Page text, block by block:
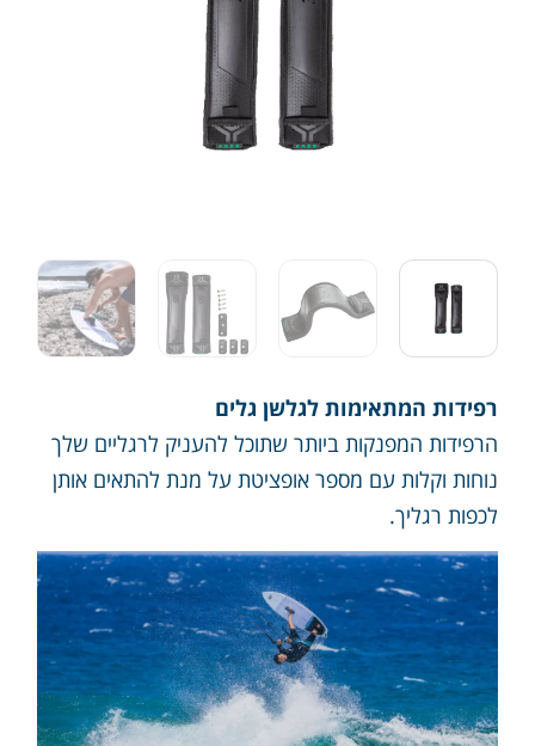
רפידות המתאימות לגלשן גלים
הרפידות המפנקות ביותר שתוכל להעניק לרגליים שלך
נוחות וקלות עם מספר אופציטת על מנת להתאים אותן
לכפות רגליך.